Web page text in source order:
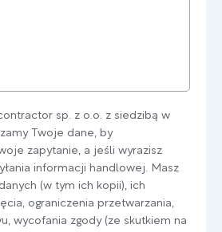
sp. z o.o. z siedzibą w
Twoje dane, by
zapytanie, a jeśli wyrazisz
informacji handlowej. Masz
(w tym ich kopii), ich
ograniczenia przetwarzania,
wycofania zgody (ze skutkiem na